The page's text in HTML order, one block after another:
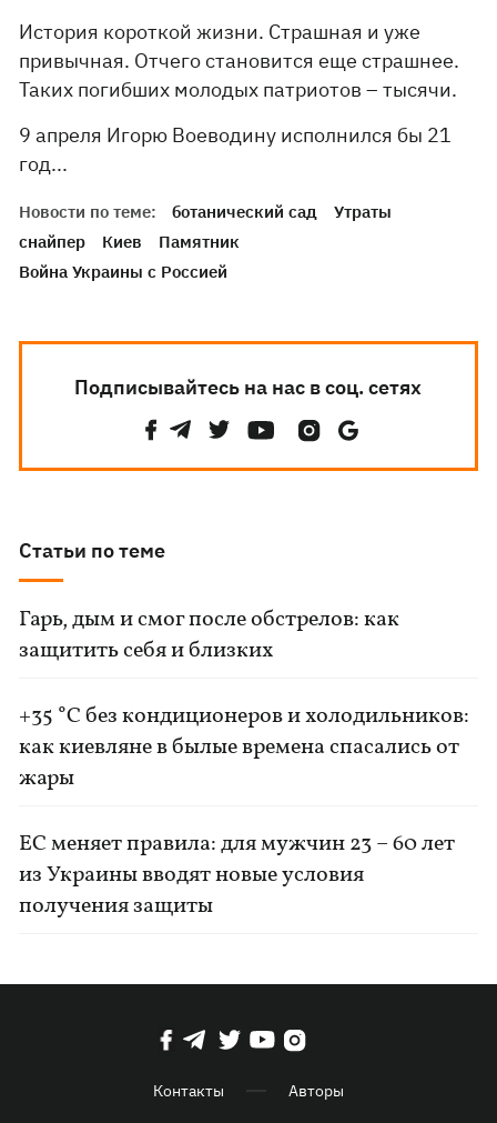
История короткой жизни. Страшная и уже
привычная. Отчего становится еще страшнее.
Таких погибших молодых патриотов – тысячи.
9 апреля Игорю Воеводину исполнился бы 21
год...
Новости по теме: ботанический сад
Утраты
снайпер
Киев
Памятник
Война Украины с Россией
Подписывайтесь на нас в соц. сетях
Статьи по теме
Гарь, дым и смог после обстрелов: как
защитить себя и близких
+35 °C без кондиционеров и холодильников:
как киевляне в былые времена спасались от
жары
ЕС меняет правила: для мужчин 23 – 60 лет
из Украины вводят новые условия
получения защиты
Контакты Авторы